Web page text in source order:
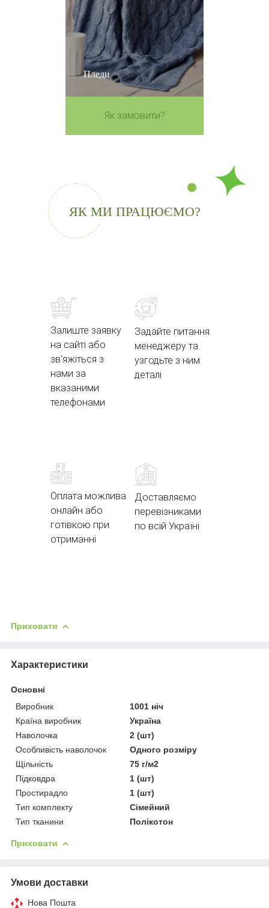
Пледи
Як замовити?
ЯК МИ ПРАЦЮЄМО?
Залиште заявку
на сайті або
зв'яжіться з
нами за
вказаними
телефонами
Задайте питання
менеджеру та
узгодьте з ним
деталі
Оплата можлива
онлайн або
готівкою при
отриманні
Доставляємо
перевізниками
по всій Україні
Приховати
Характеристики
Основні
Виробник
1001 ніч
Країна виробник
Україна
Наволочка
2 (шт)
Особливість наволочок
Одного розміру
Щільність
75 г/м2
Підковдра
1 (шт)
Простирадло
1 (шт)
Тип комплекту
Сімейний
Тип тканини
Полікотон
Приховати
Умови доставки
Нова Пошта